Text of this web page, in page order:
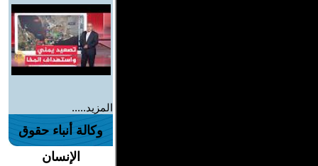
المزيد.....
وكالة أنباء حقوق
الإنسان